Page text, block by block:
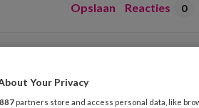
Opslaan Reacties 0
een IKC
niet
Your Privacy
887 partners store and access personal data, like